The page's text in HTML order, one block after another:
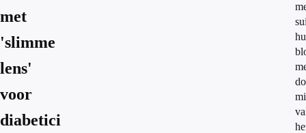
met
'slimme
lens'
voor
diabetici